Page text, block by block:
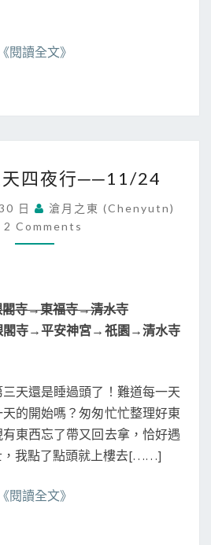
《閱讀全文》
都
阪
五
天
行
─
─
/
2
4
天四夜行──11/24
日
滄月之東 (chenyutn)
C
O
S
2 Comments
寺→東福寺→清水寺
閣寺→平安神宮→祇園→清水寺
還是睡過頭了！難道每一天
的開始嗎？匆匆忙忙整理好東
東西忘了帶又回去拿，恰好遇
，我點了點頭就上樓去[……]
《閱讀全文》